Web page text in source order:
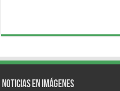
Noticias en Imágenes